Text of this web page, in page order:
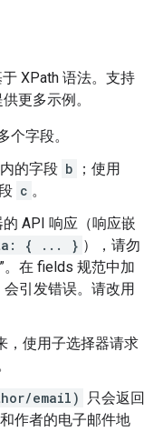
XPath 语法。支持
更多示例。
个字段。
内的字段 b
；使用
c 。
的 API 响应（响应嵌
{ ... } ），请勿
”。在 fields 规范中加
会引发错误。请改用
，使用子选择器请求
email)
只会返回
作者的电子邮件地